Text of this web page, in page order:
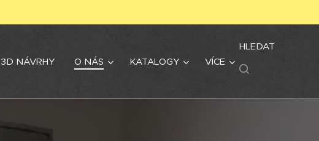
3D NÁVRHY O NÁS KATALOGY VÍCE
HLEDAT